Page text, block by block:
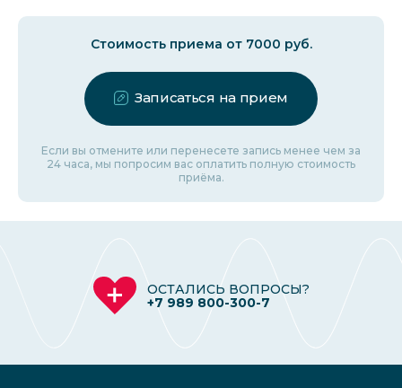
Стоимость приема от 7000 руб.
Записаться на прием
Если вы отмените или перенесете запись менее чем за
24 часа, мы попросим вас оплатить полную стоимость
приёма.
ОСТАЛИСЬ ВОПРОСЫ?
+7 989 800-300-7